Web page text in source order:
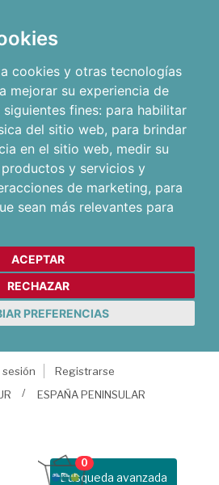
cookies y otras tecnologías
mejorar su experiencia de
fines: para habilitar
del sitio web, para brindar
en el sitio web, medir su
y servicios y
de marketing, para
sean más relevantes para
ACEPTAR
RECHAZAR
PREFERENCIAS
sesión
Registrarse
ESPAÑA PENINSULAR
Busqueda avanzada
0